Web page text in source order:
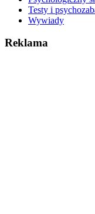
Testy i
Wywiady
Reklama